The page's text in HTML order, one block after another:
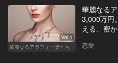
Vol.1
華麗なるアラフォー妻たち
華麗なる
3,000万円
える、密
恋愛